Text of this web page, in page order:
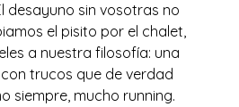
desayuno sin vosotras no
el pisito por el chalet,
a nuestra filosofía: una
trucos que de verdad
siempre, mucho running.